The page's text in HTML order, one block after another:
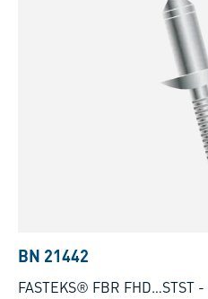
BN 21442
FASTEKS® FBR FHD…STST -